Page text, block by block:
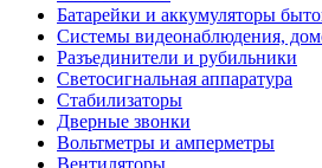
Батарейки и аккумуляторы
Системы видеонаблюдения,
Разъединители и рубильники
Светосигнальная аппаратура
Стабилизаторы
Дверные звонки
Вольтметры и амперметры
Вентиляторы